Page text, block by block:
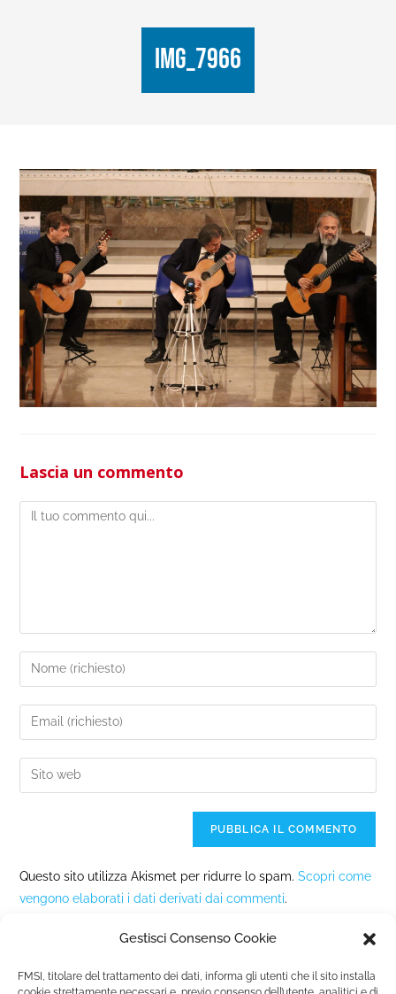
Gestisci Consenso Cookie
FMSI, titolare del trattamento dei dati, informa gli utenti che il sito installa
IMG_7966
Lascia un commento
Questo sito utilizza Akismet per ridurre lo spam.Scopri come
vengono elaborati i dati derivati dai commenti.